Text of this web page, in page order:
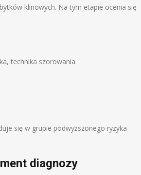
klinowych. Na tym etapie ocenia się
technika szorowania
się w grupie podwyższonego ryzyka
diagnozy